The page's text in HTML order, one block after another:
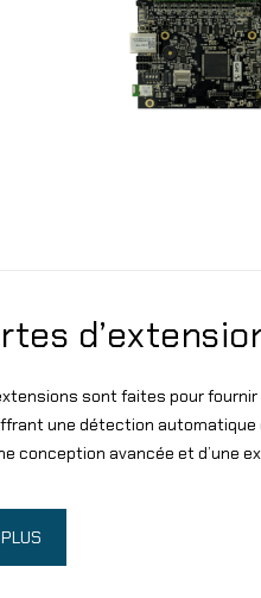
sont faites pour
une détection
conception avancée et d’une